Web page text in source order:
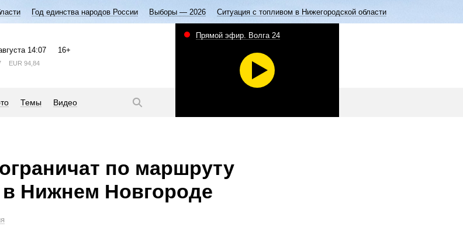
Год единства народов России Выборы — 2026 Ситуация с топливом в Нижегородской области
14:07 16+
EUR 94,84
Темы Видео
Прямой эфир. Волга 24
по маршруту
в Нижнем Новгороде